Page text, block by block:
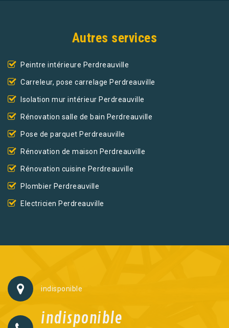
Autres services
Peintre intérieure Perdreauville
Carreleur, pose carrelage Perdreauville
Isolation mur intérieur Perdreauville
Rénovation salle de bain Perdreauville
Pose de parquet Perdreauville
Rénovation de maison Perdreauville
Rénovation cuisine Perdreauville
Plombier Perdreauville
Electricien Perdreauville
indisponible
indisponible